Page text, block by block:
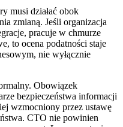
musi działać obok
zmianą. Jeśli organizacja
pracuje w chmurze
to ocena podatności staje
nie wyłącznie
Obowiązek
bezpieczeństwa informacji
wzmocniony przez ustawę
CTO nie powinien